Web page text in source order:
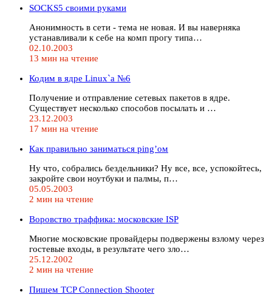
SOCKS5 своими руками
Анонимность в сети - тема не новая. И вы наверняка
устанавливали к себе на комп прогу типа…
02.10.2003
13 мин на чтение
Кодим в ядре Linux`а №6
Получение и отправление сетевых пакетов в ядре.
Существует несколько способов посылать и …
23.12.2003
17 мин на чтение
Как правильно заниматься ping’ом
Ну что, собрались бездельники? Ну все, все, успокойтесь,
закройте свои ноутбуки и палмы, п…
05.05.2003
2 мин на чтение
Воровство траффика: московские ISP
Многие московские провайдеры подвержены взлому через
гостевые входы, в результате чего зло…
25.12.2002
2 мин на чтение
Пишем TCP Connection Shooter